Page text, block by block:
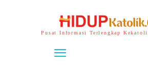
Pusat Informasi Terlengkap